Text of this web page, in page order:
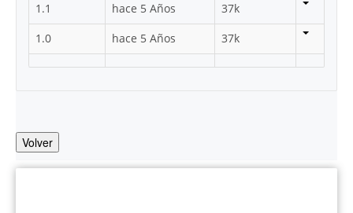
1.1
hace 5 Años
37k
1.0
hace 5 Años 37k
Volver